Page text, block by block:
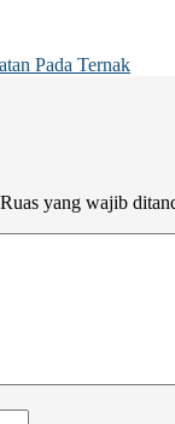
Pada Ternak
Ruas yang wajib